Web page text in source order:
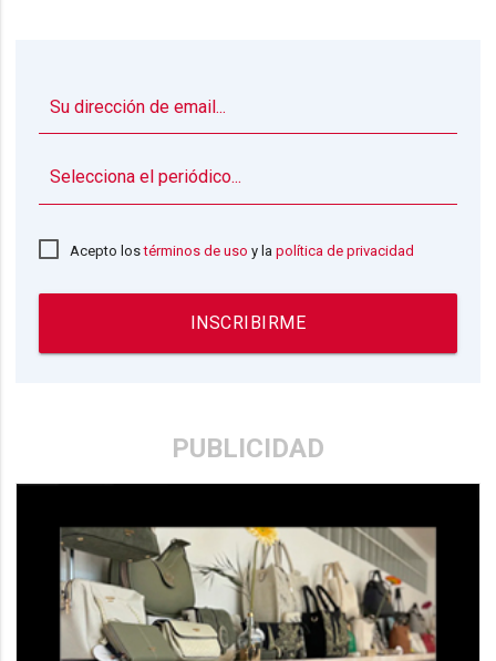
Acepto lostérminos de uso y lapolítica de privacidad
INSCRIBIRME
PUBLICIDAD